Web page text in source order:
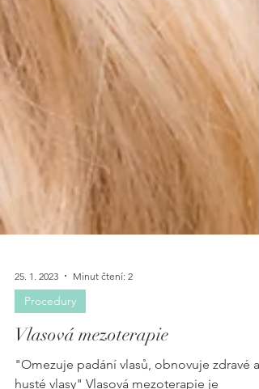
25. 1. 2023 Minut čtení: 2
Procedury
Vlasová mezoterapie